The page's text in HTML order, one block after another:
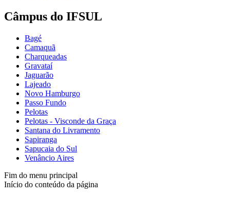
Câmpus do IFSUL
Bagé
Camaquã
Charqueadas
Gravataí
Jaguarão
Lajeado
Novo Hamburgo
Passo Fundo
Pelotas
Pelotas - Visconde da Graça
Santana do Livramento
Sapiranga
Sapucaia do Sul
Venâncio Aires
Fim do menu principal
Início do conteúdo da página